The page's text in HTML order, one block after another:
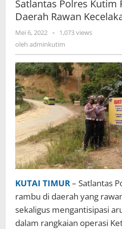
Satlantas Polres Kutim
Daerah Rawan
Mei 6, 2022 oleh
adminkutim
-
1,073 views
oleh adminkutim
KUTAI TIMUR– Satlantas
rambu di daerah yang
sekaligus mengantisipasi
dalam rangkaian operasi